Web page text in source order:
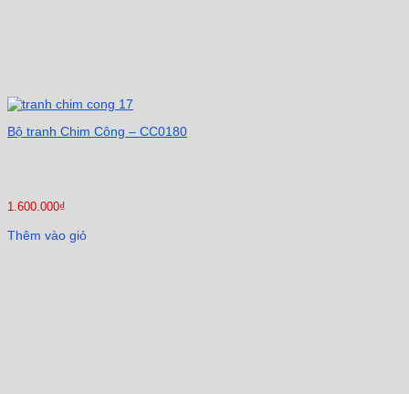
Bộ tranh Chim Công – CC0180
1.600.000₫
Thêm vào giỏ